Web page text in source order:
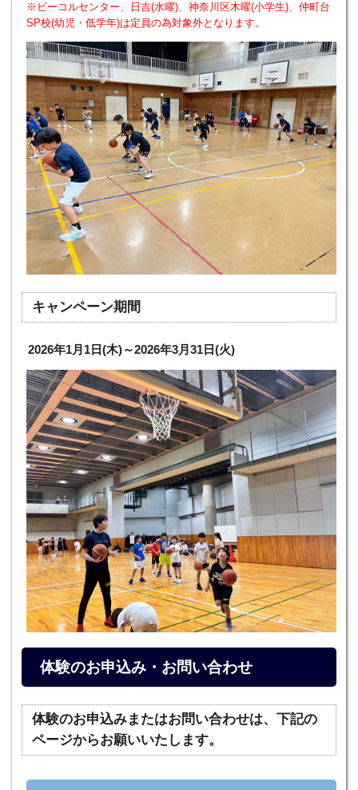
※ビーコルセンター、日吉(水曜)、神奈川区木曜(小学生)、仲町台
SP校(幼児・低学年)は定員の為対象外となります。
キャンペーン期間
2026年1月1日(木)～2026年3月31日(火)
体験のお申込み・お問い合わせ
体験のお申込みまたはお問い合わせは、下記の
ページからお願いいたします。